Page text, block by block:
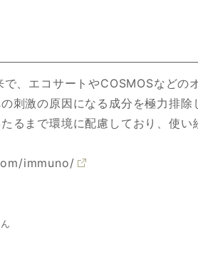
、エコサートやCOSMOSなどの
刺激の原因になる成分を極力排
るまで環境に配慮しており、使
immuno/